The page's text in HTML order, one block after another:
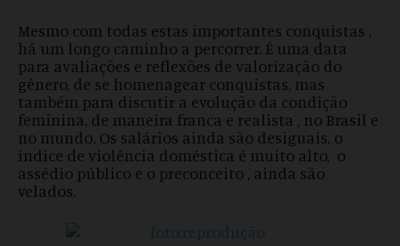
Mesmo com todas estas importantes conquistas ,
há um longo caminho a percorrer. É uma data
para avaliações e reflexões de valorização do
gênero, de se homenagear conquistas, mas
também para discutir a evolução da condição
feminina, de maneira franca e realista , no Brasil e
no mundo. Os salários ainda são desiguais, o
índice de violência doméstica é muito alto, o
assédio público e o preconceito , ainda são
velados.